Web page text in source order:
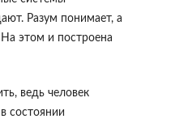
Разум понимает, а
этом и построена
ведь человек
состоянии